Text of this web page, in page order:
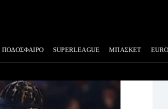
ΠΟΔΟΣΦΑΙΡΟ SUPERLEAGUE ΜΠΑΣΚΕΤ